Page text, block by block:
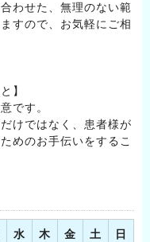
わせた、無理のない範
すので、お気軽にご相
】
です。
けではなく、患者様が
めのお手伝いをするこ
水 木 金 土 日